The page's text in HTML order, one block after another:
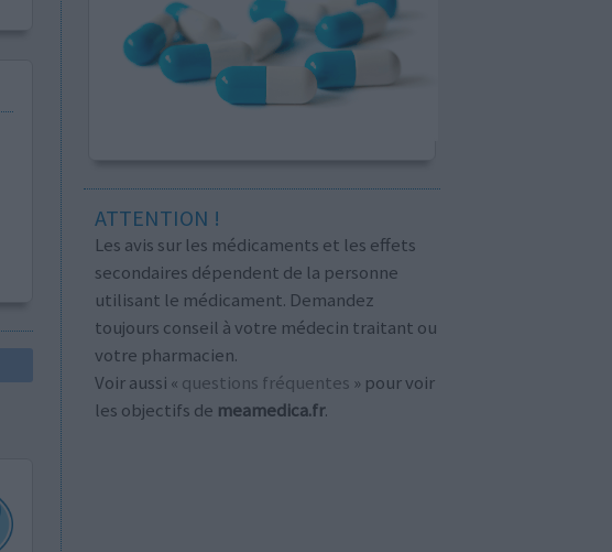
ATTENTION !
Les avis sur les médicaments et les effets
secondaires dépendent de la personne
utilisant le médicament. Demandez
toujours conseil à votre médecin traitant ou
votre pharmacien.
Voir aussi « questions fréquentes » pour voir
les objectifs de meamedica.fr.